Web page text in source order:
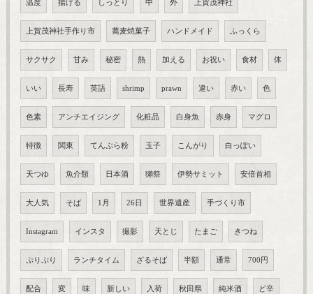
温度 揚げる しっとり 中 外 上賀茂神社
上賀茂神社手作り市 蕎麦焼菓子 ハンドメイド ふっくら
サクサク 甘み 秘密 熱 加える お祝い 食材 体
いい 長寿 英語 shrimp prawn 違い 赤い 色
色素 アンチエイジング 化粧品 白身魚 赤身 マグロ
特徴 関東 てんぷら粉 玉子 こんがり 白っぽい
天つゆ 魚介類 日本酒 獺祭 伊勢サミット 安倍首相
大人気 そば 1月 26日 世界遺産 手づくり市
Instagram インスタ 撮影 天とじ たまご きつね
ぷりぷり ランチタイム ざるそば 半額 通常 700円
配合 変 味 新しい 入荷 秋田県 純米酒 ど辛